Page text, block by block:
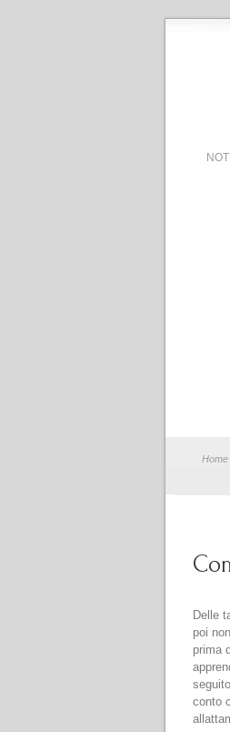
Home
Delle
poi
prima
conto